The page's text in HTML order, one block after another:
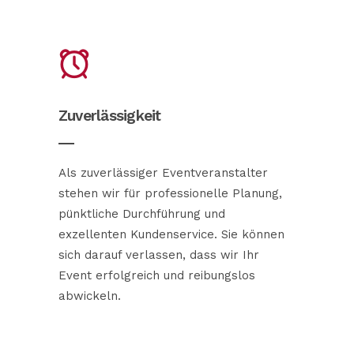
Zuverlässigkeit
Als zuverlässiger Eventveranstalter
stehen wir für professionelle Planung,
pünktliche Durchführung und
exzellenten Kundenservice. Sie können
sich darauf verlassen, dass wir Ihr
Event erfolgreich und reibungslos
abwickeln.